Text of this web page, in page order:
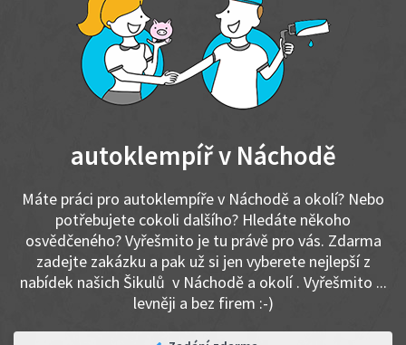
autoklempíř v Náchodě
Máte práci pro autoklempíře v Náchodě a okolí? Nebo
potřebujete cokoli dalšího? Hledáte někoho
osvědčeného? Vyřešmito je tu právě pro vás. Zdarma
zadejte zakázku a pak už si jen vyberete nejlepší z
nabídek našich Šikulů v Náchodě a okolí . Vyřešmito ...
levněji a bez firem :-)